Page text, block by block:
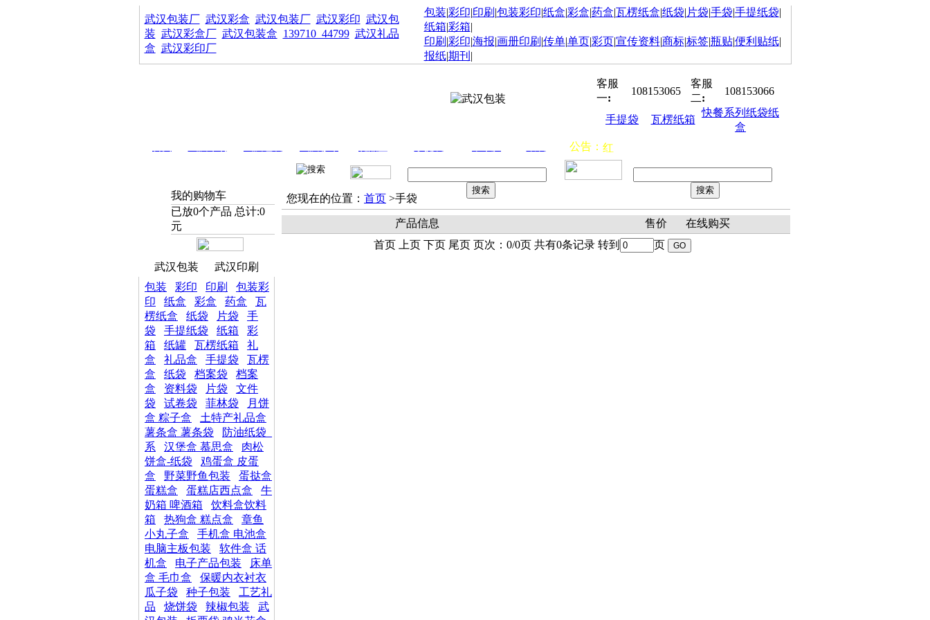
武汉包装厂 武汉彩盒 武汉包装厂 武汉彩印 武汉包
装 武汉彩盒厂 武汉包装盒 139710_44799 武汉礼品
盒 武汉彩印厂
包装|彩印|印刷 |包装彩印|纸盒|彩盒|药盒|瓦楞纸盒|纸袋| 片袋|手袋|手提纸袋|
纸箱|彩箱|
印刷 |彩印|海报|画册印刷 |传单|单页|彩页|宣传资料|商标|标签|瓶贴|便利贴纸|
报纸|期刊 |
客服
一:
108153065
客服
二:
108153066
手提袋 瓦楞纸箱
快餐系列纸袋纸
盒
公告：
新冠已开工! 祝大家身体健康,生意红
红
招聘：平面设计师、销售助理、客户
代表
我的购物车
已放0个产品 总计:0
元
武汉包装
武汉印刷
包装
彩印 印刷
包装彩
印
纸盒 彩盒 药盒
瓦
楞纸盒
纸袋 片袋
手
袋
手提纸袋 纸箱
彩
箱
纸罐 瓦楞纸箱
礼
盒
礼品盒 手提袋
瓦楞
盒
纸袋 档案袋
档案
盒
资料袋 片袋
文件
袋
试卷袋 菲林袋
月饼
盒 粽子盒
土特产礼品盒
薯条盒 薯条袋
防油纸袋_
系
汉堡盒 慕思盒
肉松
饼盒-纸袋
鸡蛋盒 皮蛋
盒
野菜野鱼包装
蛋挞盒
蛋糕盒
蛋糕店西点盒
牛
奶箱 啤酒箱
饮料盒饮料
箱
热狗盒 糕点盒
章鱼
小丸子盒
手机盒 电池盒
电脑主板包装
软件盒 话
机盒
电子产品包装
床单
盒 毛巾盒
保暖内衣衬衣
瓜子袋
种子包装
工艺礼
品
烧饼袋 辣椒包装
武
您现在的位置： 首页 >手袋
产品信息 售价
在线购买
首页 上页 下页 尾页 页次：0/0页 共有0条记录 转到
页